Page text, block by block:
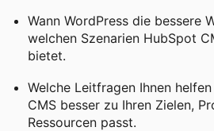
Wann WordPress die bessere
welchen Szenarien HubSpot
bietet.
Welche Leitfragen Ihnen
CMS besser zu Ihren Zielen,
Ressourcen passt.